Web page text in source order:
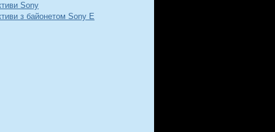
Sony
з байонетом Sony E